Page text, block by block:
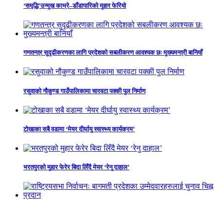
‘समृद्धि’उन्मुख काभ्रे–डाँडापारिको मुहार फेरियो
गणतन्त्र सुदृढीकरणका लागि प्रदेशको सबलीकरण आवश्यक छः मुख्यमन्त्री बानियाँ
रसुवाको नौकुण्ड गाउँपालिकामा चारवटा पक्की पुल निर्माण
टोखाका सबै वडामा ‘मेयर दीर्घायु स्वास्थ्य कार्यक्रम’
भरतपुरको मुहार फेरेर बिदा लिँदै मेयर ‘रेनु दाहाल’